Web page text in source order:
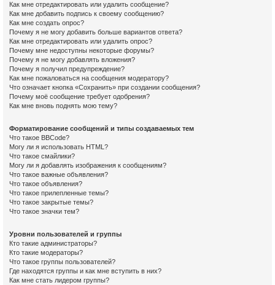
Как мне отредактировать или удалить сообщение?
Как мне добавить подпись к своему сообщению?
Как мне создать опрос?
Почему я не могу добавить больше вариантов ответа?
Как мне отредактировать или удалить опрос?
Почему мне недоступны некоторые форумы?
Почему я не могу добавлять вложения?
Почему я получил предупреждение?
Как мне пожаловаться на сообщения модератору?
Что означает кнопка «Сохранить» при создании сообщения?
Почему моё сообщение требует одобрения?
Как мне вновь поднять мою тему?
Форматирование сообщений и типы создаваемых тем
Что такое BBCode?
Могу ли я использовать HTML?
Что такое смайлики?
Могу ли я добавлять изображения к сообщениям?
Что такое важные объявления?
Что такое объявления?
Что такое прилепленные темы?
Что такое закрытые темы?
Что такое значки тем?
Уровни пользователей и группы
Кто такие администраторы?
Кто такие модераторы?
Что такое группы пользователей?
Где находятся группы и как мне вступить в них?
Как мне стать лидером группы?